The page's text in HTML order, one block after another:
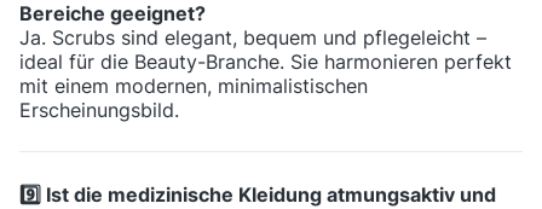
Bereiche geeignet?
Ja. Scrubs sind elegant, bequem und pflegeleicht –
ideal für die Beauty-Branche. Sie harmonieren perfekt
mit einem modernen, minimalistischen
Erscheinungsbild.
9️⃣ Ist die medizinische Kleidung atmungsaktiv und